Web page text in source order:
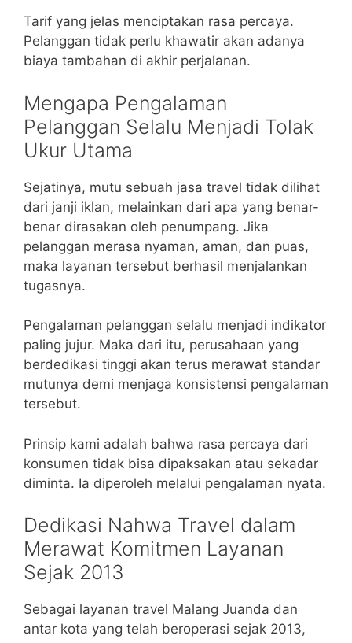
Tarif yang jelas menciptakan rasa percaya.
Pelanggan tidak perlu khawatir akan adanya
biaya tambahan di akhir perjalanan.
Mengapa Pengalaman
Pelanggan Selalu Menjadi Tolak
Ukur Utama
Sejatinya, mutu sebuah jasa travel tidak dilihat
dari janji iklan, melainkan dari apa yang benar-
benar dirasakan oleh penumpang. Jika
pelanggan merasa nyaman, aman, dan puas,
maka layanan tersebut berhasil menjalankan
tugasnya.
Pengalaman pelanggan selalu menjadi indikator
paling jujur. Maka dari itu, perusahaan yang
berdedikasi tinggi akan terus merawat standar
mutunya demi menjaga konsistensi pengalaman
tersebut.
Prinsip kami adalah bahwa rasa percaya dari
konsumen tidak bisa dipaksakan atau sekadar
diminta. Ia diperoleh melalui pengalaman nyata.
Dedikasi Nahwa Travel dalam
Merawat Komitmen Layanan
Sejak 2013
Sebagai layanan travel Malang Juanda dan
antar kota yang telah beroperasi sejak 2013,